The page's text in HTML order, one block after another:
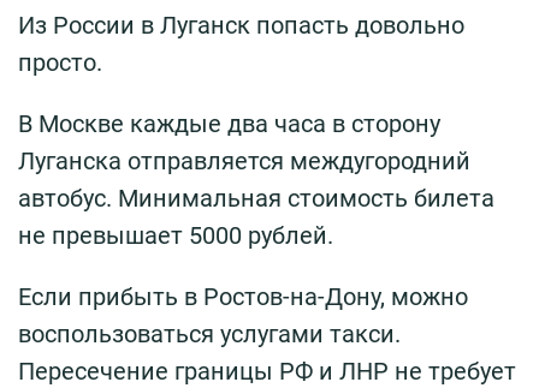
Из России в Луганск попасть довольно
просто.
В Москве каждые два часа в сторону
Луганска отправляется междугородний
автобус. Минимальная стоимость билета
не превышает 5000 рублей.
Если прибыть в Ростов-на-Дону, можно
воспользоваться услугами такси.
Пересечение границы РФ и ЛНР не требует